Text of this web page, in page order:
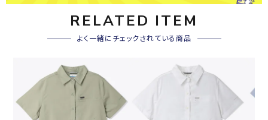
RELATED ITEM
よく一緒にチェックされている商品